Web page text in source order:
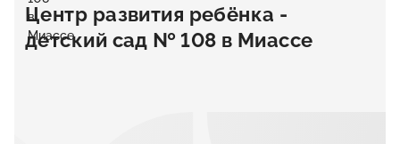
Центр развития ребёнка -
детский сад № 108 в Миассе